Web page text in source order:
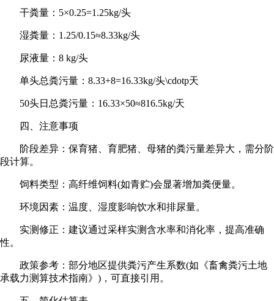
干粪量：5×0.25=1.25kg/头
湿粪量：1.25/0.15≈8.33kg/头
尿液量：8 kg/头
单头总粪污量：8.33+8=16.33kg/头\cdotp天
50头日总粪污量：16.33×50≈816.5kg/天
四、注意事项
阶段差异：保育猪、育肥猪、母猪的粪污量差异大，需分阶
段计算。
饲料类型：高纤维饲料(如青贮)会显著增加粪便量。
环境因素：温度、湿度影响饮水和排尿量。
实测修正：建议通过采样实测含水率和消化率，提高准确
性。
政策参考：部分地区提供粪污产生系数(如《畜禽粪污土地
承载力测算技术指南》)，可直接引用。